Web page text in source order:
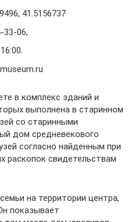
41.5156737
33-06,
в комплекс зданий и
выполнена в старинном
со старинными
дом средневекового
согласно найденным при
раскопок свидетельствам
на территории центра,
показывает